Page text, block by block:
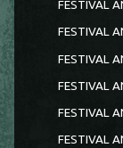
FESTIVAL
FESTIVAL
FESTIVAL
FESTIVAL
FESTIVAL
FESTIVAL